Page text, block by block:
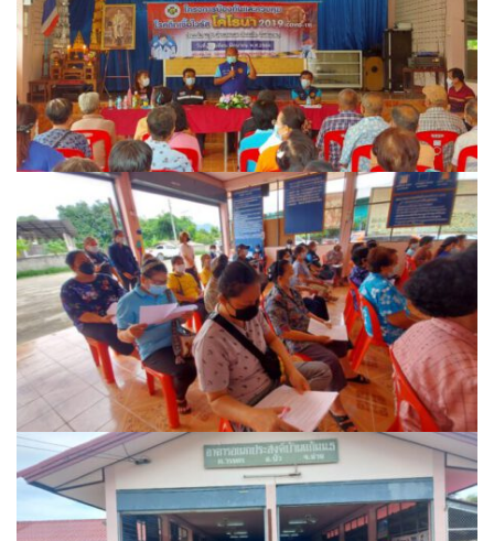
ปัวแฮปปี้รีสอร์ท
ปางชมภูโฮมสเตย์
ปาริชาติเพลส
ภิรมณเพลส
ภูรีสอร์ท
มองดูปัวคอทเทจ
ริมดอยรีสอร์ท
ริมน้ำปัวแคมป์ปิ้ง
ฤทธิ์รดาโฮม
ลองนอนนา
วรนครเพลส